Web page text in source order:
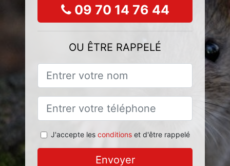
09 70 14 76 44
OU ÊTRE RAPPELÉ
J'accepte les conditionset d'être rappelé
Envoyer